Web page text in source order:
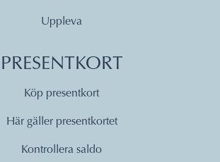
Uppleva
PRESENTKORT
Köp presentkort
Här gäller presentkortet
Kontrollera saldo